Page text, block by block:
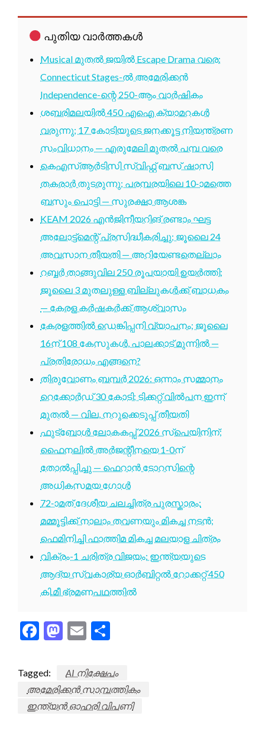
പുതിയ വാർത്തകൾ
Musical മുതൽ ജയിൽ Escape Drama വരെ:
Connecticut Stages-ൽ അമേരിക്കൻ
Independence-ന്റെ 250-ആം വാർഷികം
ശബരിമലയിൽ 450 എഐ ക്യാമറകൾ
വരുന്നു; 17 കോടിയുടെ ജനക്കൂട്ട നിയന്ത്രണ
സംവിധാനം — എരുമേലി മുതൽ പമ്പ വരെ
കെഎസ്ആർടിസി സ്വിഫ്റ്റ് ബസ് ഷാസി
തകരാർ തുടരുന്നു; പരമ്പരയിലെ 10-ാമത്തെ
ബസും പൊട്ടി — സുരക്ഷാ ആശങ്ക
KEAM 2026 എൻജിനീയറിങ് രണ്ടാം ഘട്ട
അലോട്ട്മെന്റ് പ്രസിദ്ധീകരിച്ചു; ജൂലൈ 24
അവസാന തീയതി — അറിയേണ്ടതെല്ലാം
റബ്ബർ താങ്ങുവില 250 രൂപയായി ഉയർത്തി;
ജൂലൈ 3 മുതലുള്ള ബില്ലുകൾക്ക് ബാധകം
— കേരള കർഷകർക്ക് ആശ്വാസം
കേരളത്തിൽ ഡെങ്കിപ്പനി വ്യാപനം; ജൂലൈ
16ന് 108 കേസുകൾ, പാലക്കാട് മുന്നിൽ —
പ്രതിരോധം എങ്ങനെ?
തിരുവോണം ബമ്പർ 2026: ഒന്നാം സമ്മാനം
റെക്കോർഡ് 30 കോടി; ടിക്കറ്റ് വിൽപന ഇന്ന്
മുതൽ — വില, നറുക്കെടുപ്പ് തീയതി
ഫുട്ബോൾ ലോകകപ്പ് 2026 സ്പെയിനിന്;
ഫൈനലിൽ അർജന്റീനയെ 1-0ന്
തോൽപ്പിച്ചു — ഫെറാൻ ടോറസിന്റെ
അധികസമയ ഗോൾ
72-ാമത് ദേശീയ ചലച്ചിത്ര പുരസ്കാരം:
മമ്മൂട്ടിക്ക് നാലാം തവണയും മികച്ച നടൻ;
ഫെമിനിച്ചി ഫാത്തിമ മികച്ച മലയാള ചിത്രം
വിക്രം-1 ചരിത്ര വിജയം: ഇന്ത്യയുടെ
ആദ്യ സ്വകാര്യ ഓർബിറ്റൽ റോക്കറ്റ് 450
കി.മീ ഭ്രമണപഥത്തിൽ
Facebook
Mastodon
Email
Tagged:
AI നിക്ഷേപം
അമേരിക്കൻ സാമ്പത്തികം
ഇന്ത്യൻ ഓഹരി വിപണി